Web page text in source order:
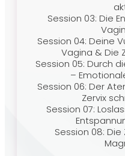
Session 03: Die
Session 04: Deine
Vagina & Die
Session 05: Durch
–
Session 06: Der
Zervix
Session 07:
Session 08: